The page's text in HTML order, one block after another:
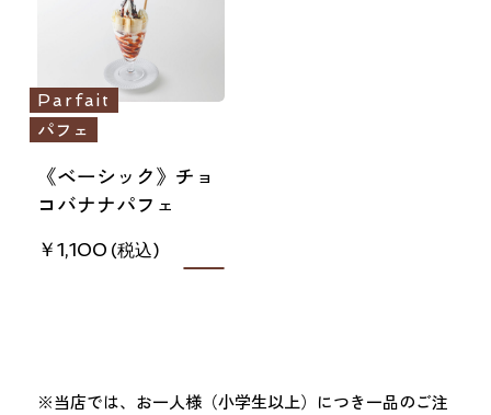
Parfait
パフェ
《ベーシック》チョ
コバナナパフェ
1,100
※当店では、お一人様（小学生以上）につき一品のご注